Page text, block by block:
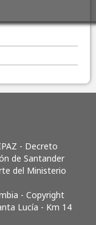
- Decreto
de Santander
del Ministerio
- Copyright
Lucía - Km 14